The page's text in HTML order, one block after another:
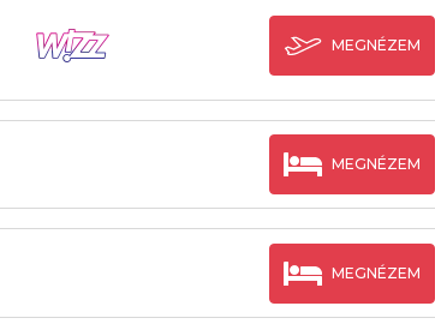
MEGNÉZEM
MEGNÉZEM
MEGNÉZEM